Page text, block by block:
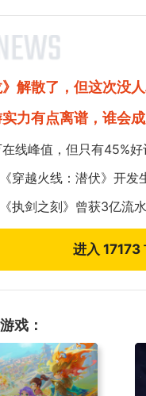
》解散了，但这次没
力有点离谱，谁会
在线峰值，但只有45%
穿越火线：潜伏》开发
执剑之刻》曾获3亿流
进入 17173
戏：